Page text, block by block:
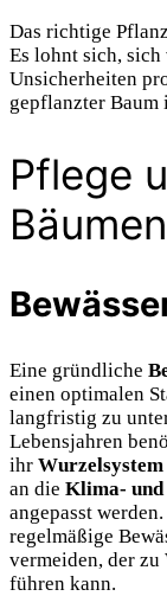
Das richtige
Es lohnt sich,
Unsicherheiten
gepflanzter Baum
Pflege
Bäumen
Eine gründliche
einen optimalen
langfristig zu
Lebensjahren
ihr Wurzelsystem
an die Klima- und
angepasst
regelmäßige
vermeiden, der zu
führen kann.